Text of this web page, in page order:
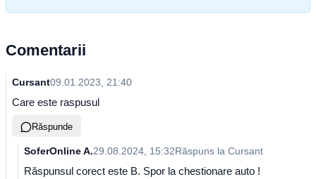
Comentarii
Cursant09.01.2023, 21:40
Care este raspusul
Răspunde
SoferOnline A.29.08.2024, 15:32Răspuns la Cursant
Răspunsul corect este B. Spor la chestionare auto !